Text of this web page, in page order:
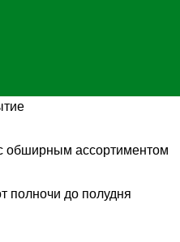
обширным ассортиментом
полночи до полудня